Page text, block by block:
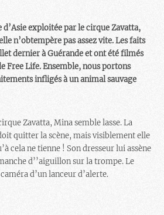
exploitée par le cirque Zavatta,
n’obtempère pas assez vite. Les faits
dernier à Guérande et ont été filmés
Free Life. Ensemble, nous portons
infligés à un animal sauvage
Zavatta, Mina semble lasse. La
quitter la scène, mais visiblement elle
cela ne tienne ! Son dresseur lui assène
d’’aiguillon sur la trompe. Le
d’un lanceur d’alerte.